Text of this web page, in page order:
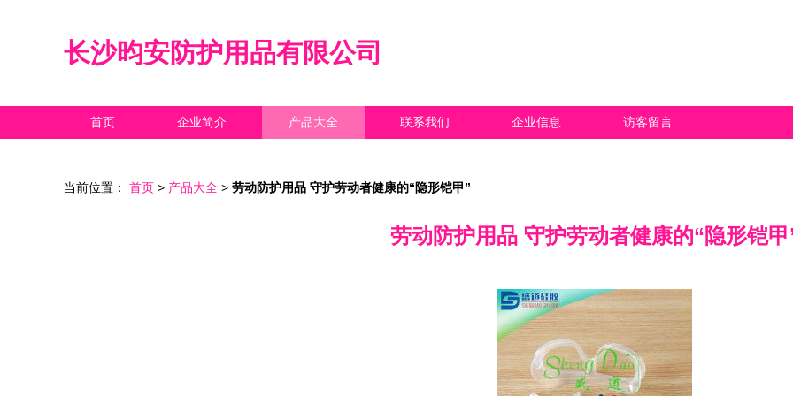
长沙昀安防护用品有限公司
首页 企业简介 产品大全 联系我们 企业信息 访客留言
当前位置： 首页 > 产品大全 > 劳动防护用品 守护劳动者健康的“隐形铠甲”
劳动防护用品 守护劳动者健康的“隐形铠甲